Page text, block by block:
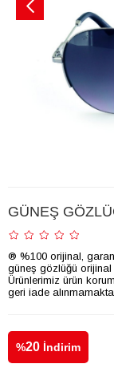
GÜNEŞ
® %100 orijinal,
güneş gözlüğü
Ürünlerimiz ürün
geri iade
%20 İndirim